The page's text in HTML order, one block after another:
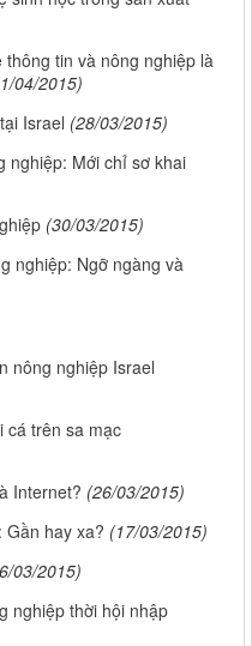
tin và nông nghiệp là
04/2015)
Israel (28/03/2015)
nghiệp: Mới chỉ sơ khai
(30/03/2015)
nghiệp: Ngỡ ngàng và
nông nghiệp Israel
cá trên sa mạc
Internet? (26/03/2015)
Gần hay xa? (17/03/2015)
03/2015)
nghiệp thời hội nhập